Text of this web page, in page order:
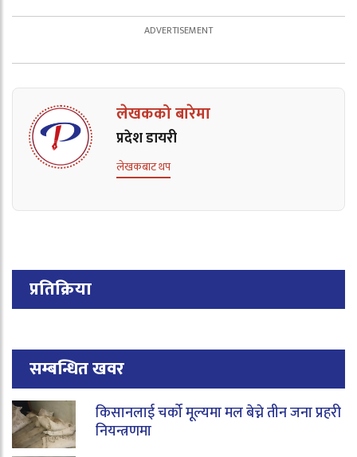
लेखकको बारेमा
प्रदेश डायरी
लेखकबाट थप
प्रतिक्रिया
सम्बन्धित खवर
किसानलाई चर्को मूल्यमा मल बेच्ने तीन जना प्रहरी
नियन्त्रणमा